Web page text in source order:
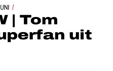
SUPERFAN UIT AUSTRALIË
| Tom
uit